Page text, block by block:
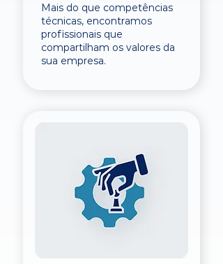
Mais do que competências
técnicas, encontramos
profissionais que
compartilham os valores da
sua empresa.